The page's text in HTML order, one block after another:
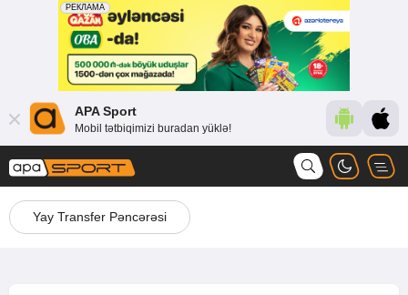
APA Sport
Mobil tətbiqimizi buradan yüklə!
Yay Transfer Pəncərəsi